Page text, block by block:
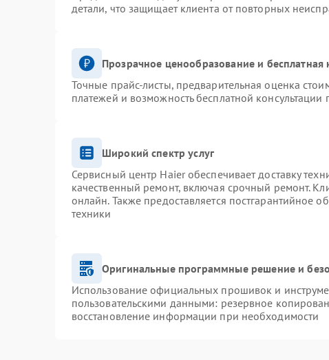
детали, что защищает клиента от повторных
Прозрачное ценообразование и бесплатная
Точные прайс-листы, предварительная оценка
платежей и возможность бесплатной
Широкий спектр услуг
Сервисный центр Haier обеспечивает доставку
качественный ремонт, включая срочный ремонт.
онлайн. Также предоставляется постгарантийное
техники
Оригинальные программные решение и
Использование официальных прошивок и
пользовательскими данными: резервное
восстановление информации при необходимости